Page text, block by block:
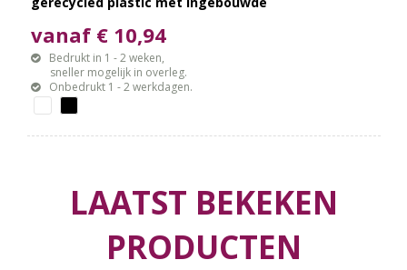
vanaf € 10,94
Bedrukt in 1 - 2 weken,
sneller mogelijk in overleg.
Onbedrukt 1 - 2 werkdagen.
LAATST BEKEKEN
PRODUCTEN